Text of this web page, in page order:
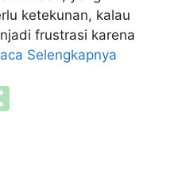
ketekunan, kalau
frustrasi karena
Selengkapnya